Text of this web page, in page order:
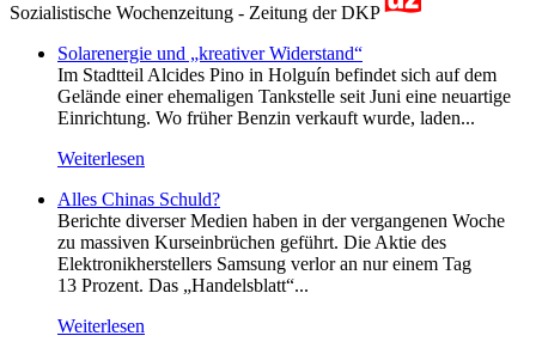
Sozialistische Wochenzeitung - Zeitung der DKP
Solarenergie und „kreativer Widerstand“
Im Stadtteil Alcides Pino in Holguín befindet sich auf dem
Gelände einer ehemaligen Tankstelle seit Juni eine neuartige
Einrichtung. Wo früher Benzin verkauft wurde, laden...
Weiterlesen
Alles Chinas Schuld?
Berichte diverser Medien haben in der vergangenen Woche
zu massiven Kurseinbrüchen geführt. Die Aktie des
Elektronikherstellers Samsung verlor an nur einem Tag
13 Prozent. Das „Handelsblatt“...
Weiterlesen